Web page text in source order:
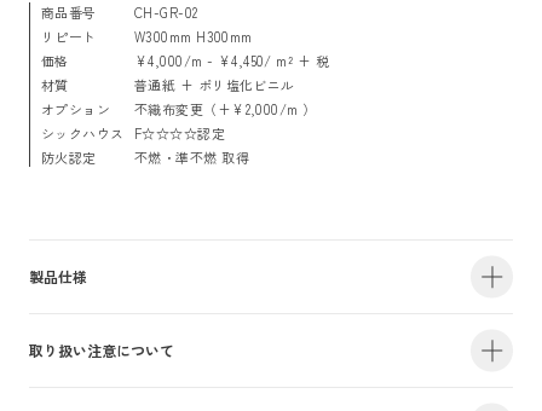
商品番号
CH-GR-02
リピート
W300mm H300mm
価格
¥4,000/m - ¥4,450/ m² + 税
材質
普通紙 + ポリ塩化ビニル
オプション
不織布変更（+¥2,000/m ）
シックハウス
F☆☆☆☆認定
防火認定
不燃・準不燃 取得
製品仕様
・サイズ
940mm×47m（有効巾900mm・m切売り）
取り扱い注意について